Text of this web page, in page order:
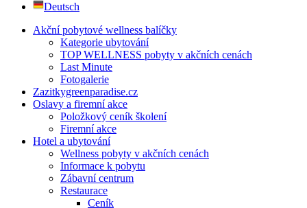
Deutsch
Akční pobytové wellness balíčky
Kategorie ubytování
TOP WELLNESS pobyty v akčních cenách
Last Minute
Fotogalerie
Zazitkygreenparadise.cz
Oslavy a firemní akce
Položkový ceník školení
Firemní akce
Hotel a ubytování
Wellness pobyty v akčních cenách
Informace k pobytu
Zábavní centrum
Restaurace
Ceník